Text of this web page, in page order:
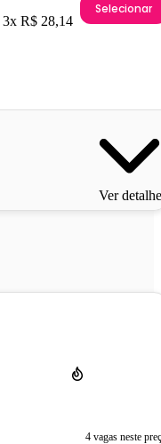
3x R$ 28,14
Selecionar
Ver
4 vagas neste